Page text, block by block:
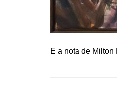
E a nota de